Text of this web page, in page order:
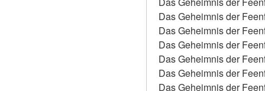
Das Geheimnis der
Das Geheimnis der
Das Geheimnis der
Das Geheimnis der
Das Geheimnis der
Das Geheimnis der